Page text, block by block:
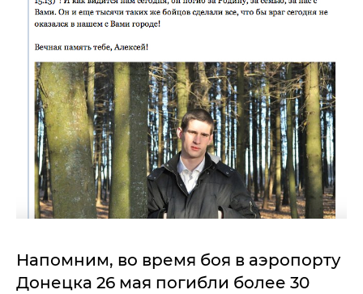
Напомним, во время боя в аэропорту
Донецка 26 мая погибли более 30